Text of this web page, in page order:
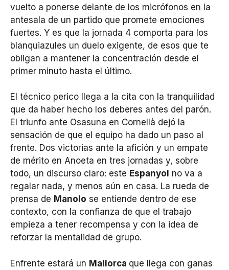
vuelto a ponerse delante de los micrófonos en la
antesala de un partido que promete emociones
fuertes. Y es que la jornada 4 comporta para los
blanquiazules un duelo exigente, de esos que te
obligan a mantener la concentración desde el
primer minuto hasta el último.
El técnico perico llega a la cita con la tranquilidad
que da haber hecho los deberes antes del parón.
El triunfo ante Osasuna en Cornellà dejó la
sensación de que el equipo ha dado un paso al
frente. Dos victorias ante la afición y un empate
de mérito en Anoeta en tres jornadas y, sobre
todo, un discurso claro: este Espanyol no va a
regalar nada, y menos aún en casa. La rueda de
prensa de Manolo se entiende dentro de ese
contexto, con la confianza de que el trabajo
empieza a tener recompensa y con la idea de
reforzar la mentalidad de grupo.
Enfrente estará un Mallorca que llega con ganas